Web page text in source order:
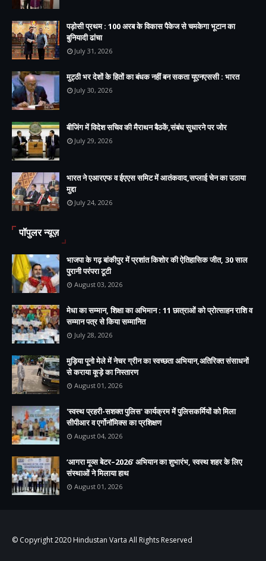
पड़ोसी प्रथम : 100 अरब के विकास पैकेज से चमकेगा भूटान का
बुनियादी ढांचा
July 31, 2026
मुट्ठी भर देशों के हितों का बंधक नहीं बन सकता यूएनएससी : भारत
July 30, 2026
बीजिंग में विदेश सचिव की मैराथन बैठकें,संबंध सुधारने पर जोर
July 29, 2026
भारत ने एआरएफ व ईएएस समिट में आतंकवाद,सप्लाई चेन का उठाया
मुद्दा
July 24, 2026
पॉपुलर न्यूज़
भाजपा के गढ़ बांकीपुर में प्रशांत किशोर की ऐतिहासिक जीत, 30 साल
पुरानी परंपरा टूटी
August 03, 2026
मेधा का सम्मान, शिक्षा का अभिमान : 11 छात्राओं को प्रोत्साहन राशि व
सम्मान पत्र से किया सम्मानित
July 28, 2026
मुड़िया पूनो मेले में नेचर ग्रीन का स्वच्छता अभियान,अतिरिक्त संसाधनों
से कराया कूड़े का निस्तारण
August 01, 2026
'स्वस्थ प्रहरी-सशक्त पुलिस' कार्यक्रम में पुलिसकर्मियों को मिला
सीपीआर व एर्गोनॉमिक्स का प्रशिक्षण
August 04, 2026
‘आगरा मूव्स बेटर–2026’ अभियान का शुभारंभ, स्वस्थ शहर के लिए
संस्थाओं ने मिलाया हाथ
August 01, 2026
© Copyright 2020 Hindustan Varta All Rights Reserved